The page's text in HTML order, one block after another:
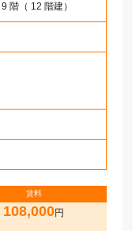
9 階（ 12 階建）
賃料
108,000円